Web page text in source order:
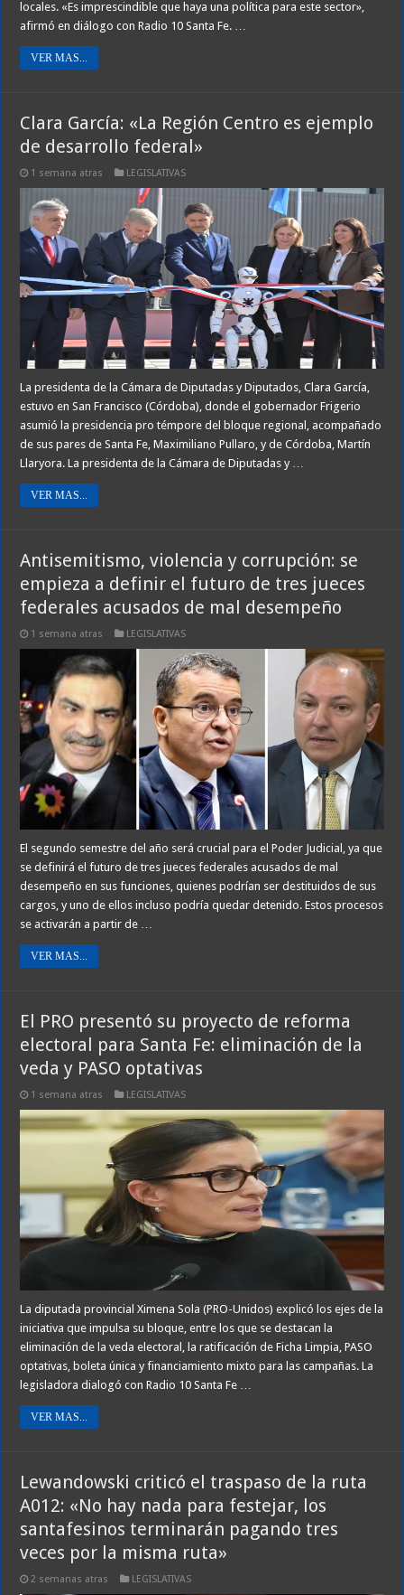
locales. «Es imprescindible que haya una política para este sector»,
afirmó en diálogo con Radio 10 Santa Fe. …
VER MAS...
Clara García: «La Región Centro es ejemplo
de desarrollo federal»
1 semana atras LEGISLATIVAS
La presidenta de la Cámara de Diputadas y Diputados, Clara García,
estuvo en San Francisco (Córdoba), donde el gobernador Frigerio
asumió la presidencia pro témpore del bloque regional, acompañado
de sus pares de Santa Fe, Maximiliano Pullaro, y de Córdoba, Martín
Llaryora. La presidenta de la Cámara de Diputadas y …
VER MAS...
Antisemitismo, violencia y corrupción: se
empieza a definir el futuro de tres jueces
federales acusados de mal desempeño
1 semana atras LEGISLATIVAS
El segundo semestre del año será crucial para el Poder Judicial, ya que
se definirá el futuro de tres jueces federales acusados de mal
desempeño en sus funciones, quienes podrían ser destituidos de sus
cargos, y uno de ellos incluso podría quedar detenido. Estos procesos
se activarán a partir de …
VER MAS...
El PRO presentó su proyecto de reforma
electoral para Santa Fe: eliminación de la
veda y PASO optativas
1 semana atras LEGISLATIVAS
La diputada provincial Ximena Sola (PRO-Unidos) explicó los ejes de la
iniciativa que impulsa su bloque, entre los que se destacan la
eliminación de la veda electoral, la ratificación de Ficha Limpia, PASO
optativas, boleta única y financiamiento mixto para las campañas. La
legisladora dialogó con Radio 10 Santa Fe …
VER MAS...
Lewandowski criticó el traspaso de la ruta
A012: «No hay nada para festejar, los
santafesinos terminarán pagando tres
veces por la misma ruta»
2 semanas atras LEGISLATIVAS